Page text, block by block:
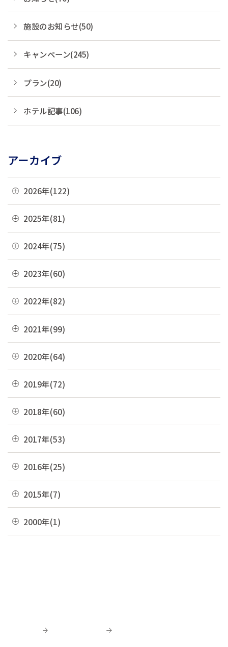
施設のお知らせ(50)
キャンペーン(245)
プラン(20)
ホテル記事(106)
アーカイブ
2026年(122)
08月(1)
07月(21)
05月(13)
04月(10)
03月(36)
01月(13)
2025年(81)
12月(8)
11月(22)
09月(3)
08月(4)
07月(7)
05月(6)
04月(4)
03月(7)
02月(10)
01月(4)
2024年(75)
12月(4)
11月(6)
09月(4)
08月(6)
07月(6)
05月(9)
04月(5)
03月(8)
01月(6)
2023年(60)
12月(4)
11月(3)
09月(8)
08月(4)
07月(4)
05月(10)
04月(2)
03月(8)
01月(3)
2022年(82)
12月(8)
11月(5)
09月(8)
08月(4)
07月(10)
05月(6)
04月(2)
03月(7)
2021年(99)
12月(9)
11月(7)
09月(5)
08月(4)
07月(8)
06月(10)
05月(8)
04月(10)
03月(12)
2020年(64)
12月(2)
11月(8)
09月(4)
08月(4)
07月(5)
05月(7)
2019年(72)
12月(7)
11月(9)
09月(6)
08月(2)
07月(5)
01月(4)
2018年(60)
12月(7)
11月(2)
09月(4)
08月(3)
07月(7)
2017年(53)
12月(2)
11月(4)
09月(1)
03月(6)
2016年(25)
12月(2)
11月(3)
02月(1)
2015年(7)
11月(1)
06月(6)
2000年(1)